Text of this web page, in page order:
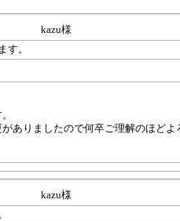
kazu様
す。
ありましたので何卒ご理解のほどよ
kazu様